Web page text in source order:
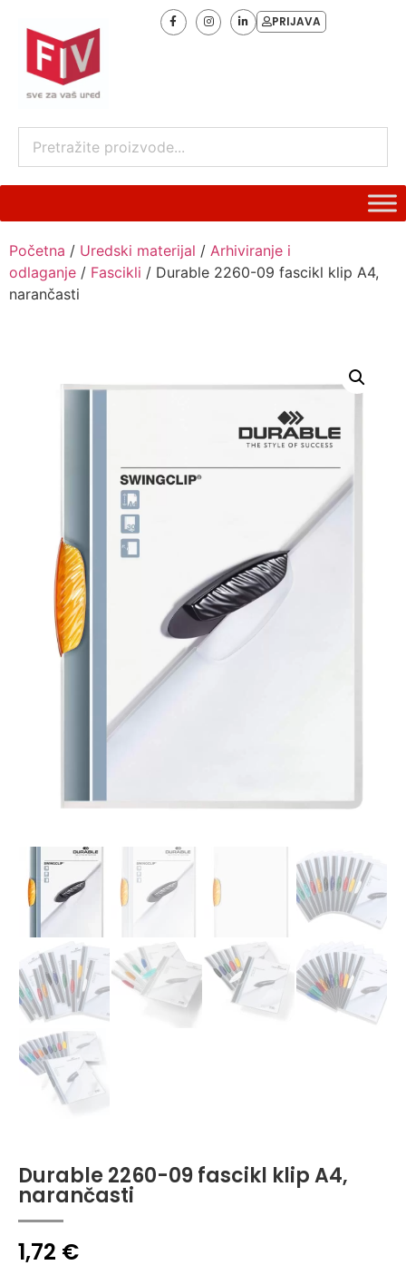
PRIJAVA
Početna / Uredski materijal / Arhiviranje i
odlaganje / Fascikli / Durable 2260-09 fascikl klip A4,
narančasti
Durable 2260-09 fascikl klip A4,
narančasti
1,72 €